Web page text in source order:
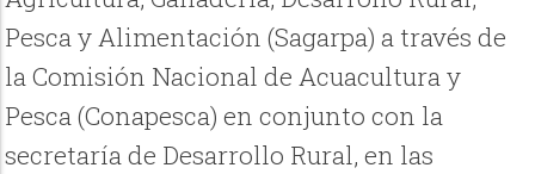
Pesca y Alimentación (Sagarpa) a través de
la Comisión Nacional de Acuacultura y
Pesca (Conapesca) en conjunto con la
secretaría de Desarrollo Rural, en las